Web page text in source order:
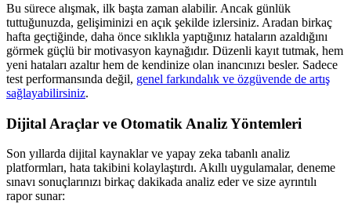
Bu sürece alışmak, ilk başta zaman alabilir. Ancak günlük
tuttuğunuzda, gelişiminizi en açık şekilde izlersiniz. Aradan birkaç
hafta geçtiğinde, daha önce sıklıkla yaptığınız hataların azaldığını
görmek güçlü bir motivasyon kaynağıdır. Düzenli kayıt tutmak, hem
yeni hataları azaltır hem de kendinize olan inancınızı besler. Sadece
test performansında değil, genel farkındalık ve özgüvende de artış
sağlayabilirsiniz.
Dijital Araçlar ve Otomatik Analiz Yöntemleri
Son yıllarda dijital kaynaklar ve yapay zeka tabanlı analiz
platformları, hata takibini kolaylaştırdı. Akıllı uygulamalar, deneme
sınavı sonuçlarınızı birkaç dakikada analiz eder ve size ayrıntılı
rapor sunar: